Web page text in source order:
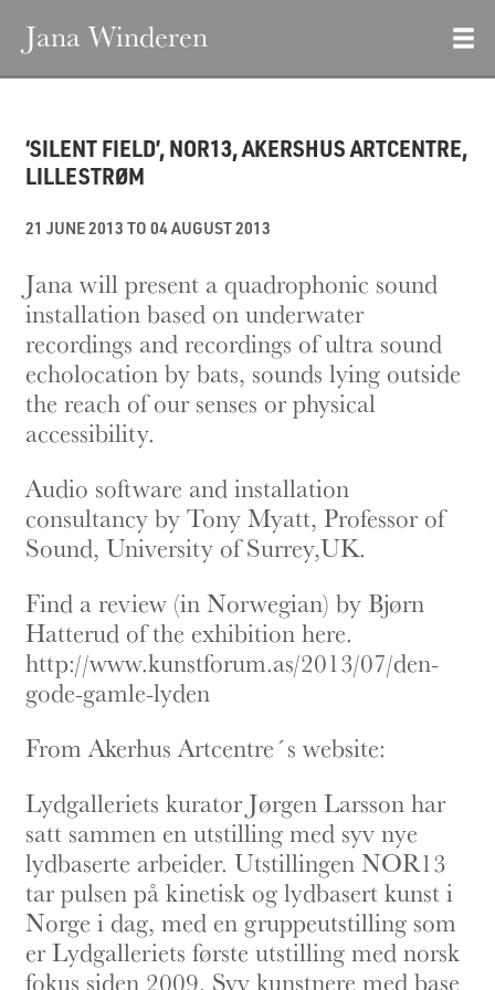
Jana Winderen
‘SILENT FIELD’, NOR13, AKERSHUS ARTCENTRE,
LILLESTRØM
21 JUNE 2013 TO 04 AUGUST 2013
Jana will present a quadrophonic sound
installation based on underwater
recordings and recordings of ultra sound
echolocation by bats, sounds lying outside
the reach of our senses or physical
accessibility.
Audio software and installation
consultancy by Tony Myatt, Professor of
Sound, University of Surrey,UK.
Find a review (in Norwegian) by Bjørn
Hatterud of the exhibition here.
http://www.kunstforum.as/2013/07/den-
gode-gamle-lyden
From Akerhus Artcentre´s website:
Lydgalleriets kurator Jørgen Larsson har
satt sammen en utstilling med syv nye
lydbaserte arbeider. Utstillingen NOR13
tar pulsen på kinetisk og lydbasert kunst i
Norge i dag, med en gruppeutstilling som
er Lydgalleriets første utstilling med norsk
fokus siden 2009. Syv kunstnere med base